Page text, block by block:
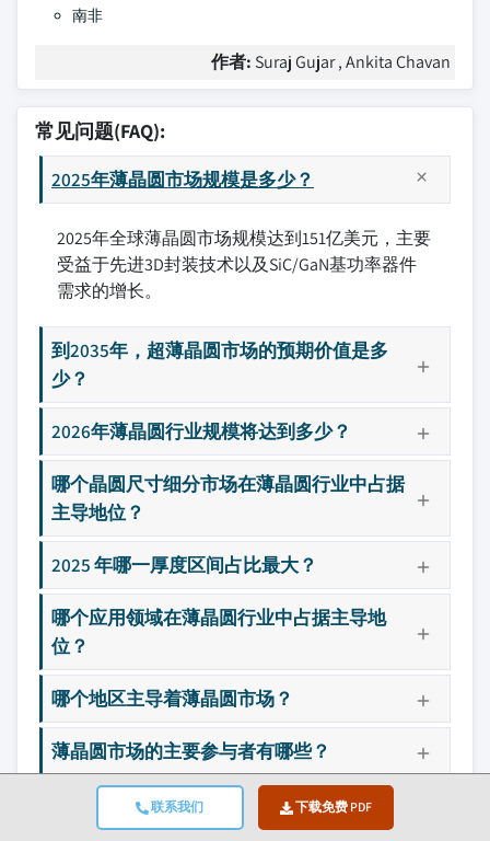
联系我们 下载免费 PDF
南非
作者: Suraj Gujar , Ankita Chavan
常见问题(FAQ):
2025年薄晶圆市场规模是多少？
2025年全球薄晶圆市场规模达到151亿美元，主要
受益于先进3D封装技术以及SiC/GaN基功率器件
需求的增长。
到2035年，超薄晶圆市场的预期价值是多
少？
2026年薄晶圆行业规模将达到多少？
哪个晶圆尺寸细分市场在薄晶圆行业中占据
主导地位？
2025 年哪一厚度区间占比最大？
哪个应用领域在薄晶圆行业中占据主导地
位？
哪个地区主导着薄晶圆市场？
薄晶圆市场的主要参与者有哪些？